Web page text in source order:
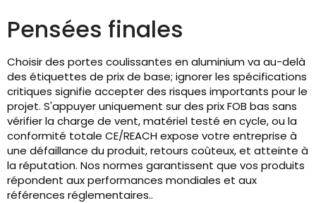
Pensées finales
Choisir des portes coulissantes en aluminium va au-delà
des étiquettes de prix de base; ignorer les spécifications
critiques signifie accepter des risques importants pour le
projet. S'appuyer uniquement sur des prix FOB bas sans
vérifier la charge de vent, matériel testé en cycle, ou la
conformité totale CE/REACH expose votre entreprise à
une défaillance du produit, retours coûteux, et atteinte à
la réputation. Nos normes garantissent que vos produits
répondent aux performances mondiales et aux
références réglementaires..